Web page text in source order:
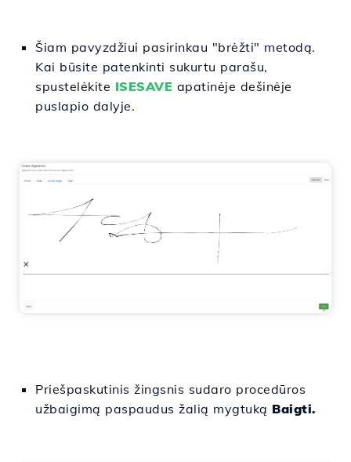
Šiam pavyzdžiui pasirinkau "brėžti" metodą.
Kai būsite patenkinti sukurtu parašu,
spustelėkite ISESAVE apatinėje dešinėje
puslapio dalyje.
Priešpaskutinis žingsnis sudaro procedūros
užbaigimą paspaudus žalią mygtuką Baigti.